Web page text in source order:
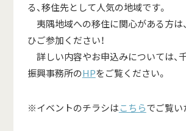
る、移住先として人気の地域です。
夷隅地域への移住に関心がある方は
ひご参加ください！
詳しい内容やお申込みについては、
振興事務所のHPをご覧ください。
※イベントのチラシはこちらでご覧い